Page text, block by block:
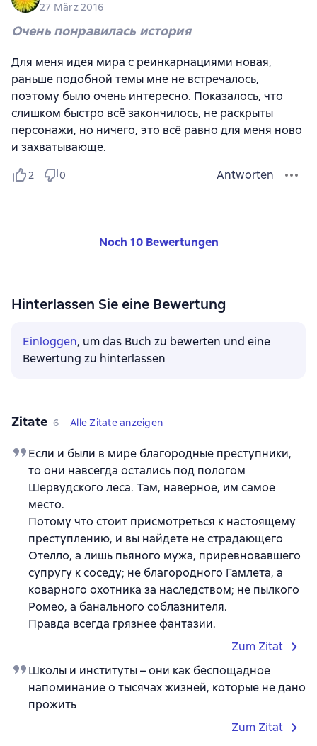
27 März 2016
Очень понравилась история
Для меня идея мира с реинкарнациями новая,
раньше подобной темы мне не встречалось,
поэтому было очень интересно. Показалось, что
слишком быстро всё закончилось, не раскрыты
персонажи, но ничего, это всё равно для меня ново
и захватывающе.
2 0 Antworten
Noch 10 Bewertungen
Hinterlassen Sie eine Bewertung
Einloggen, um das Buch zu bewerten und eine
Bewertung zu hinterlassen
Zitate 6 Alle Zitate anzeigen
Если и были в мире благородные преступники,
то они навсегда остались под пологом
Шервудского леса. Там, наверное, им самое
место.
Потому что стоит присмотреться к настоящему
преступлению, и вы найдете не страдающего
Отелло, а лишь пьяного мужа, приревновавшего
супругу к соседу; не благородного Гамлета, а
коварного охотника за наследством; не пылкого
Ромео, а банального соблазнителя.
Правда всегда грязнее фантазии.
Zum Zitat
Школы и институты – они как беспощадное
напоминание о тысячах жизней, которые не дано
прожить
Zum Zitat